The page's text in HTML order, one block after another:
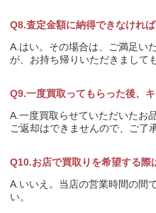
Q8.査定金額に納得できなけれ
A.はい。その場合は、ご満足い
が、お持ち帰りいただきまして
Q9.一度買取ってもらった後、
A.一度買取らせていただいたお
ご返却はできませんので、ご了
Q10.お店で買取りを希望する際
A.いいえ。当店の営業時間の間
い。